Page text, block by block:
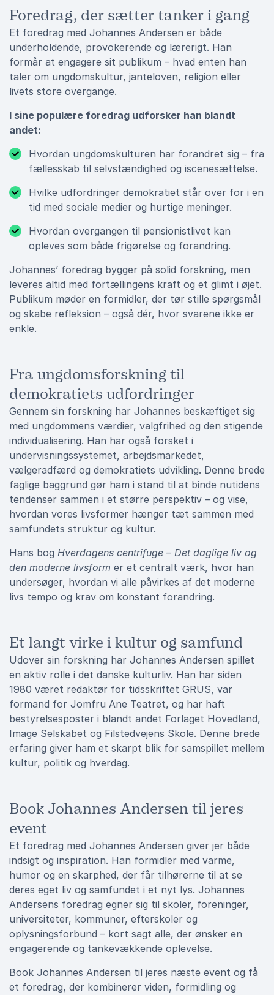
Foredrag, der sætter tanker i gang
Et foredrag med Johannes Andersen er både
underholdende, provokerende og lærerigt. Han
formår at engagere sit publikum – hvad enten han
taler om ungdomskultur, janteloven, religion eller
livets store overgange.
I sine populære foredrag udforsker han blandt
andet:
Hvordan ungdomskulturen har forandret sig – fra
fællesskab til selvstændighed og iscenesættelse.
Hvilke udfordringer demokratiet står over for i en
tid med sociale medier og hurtige meninger.
Hvordan overgangen til pensionistlivet kan
opleves som både frigørelse og forandring.
Johannes’ foredrag bygger på solid forskning, men
leveres altid med fortællingens kraft og et glimt i øjet.
Publikum møder en formidler, der tør stille spørgsmål
og skabe refleksion – også dér, hvor svarene ikke er
enkle.
Fra ungdomsforskning til
demokratiets udfordringer
Gennem sin forskning har Johannes beskæftiget sig
med ungdommens værdier, valgfrihed og den stigende
individualisering. Han har også forsket i
undervisningssystemet, arbejdsmarkedet,
vælgeradfærd og demokratiets udvikling. Denne brede
faglige baggrund gør ham i stand til at binde nutidens
tendenser sammen i et større perspektiv – og vise,
hvordan vores livsformer hænger tæt sammen med
samfundets struktur og kultur.
Hans bog Hverdagens centrifuge – Det daglige liv og
den moderne livsform er et centralt værk, hvor han
undersøger, hvordan vi alle påvirkes af det moderne
livs tempo og krav om konstant forandring.
Et langt virke i kultur og samfund
Udover sin forskning har Johannes Andersen spillet
en aktiv rolle i det danske kulturliv. Han har siden
1980 været redaktør for tidsskriftet GRUS, var
formand for Jomfru Ane Teatret, og har haft
bestyrelsesposter i blandt andet Forlaget Hovedland,
Image Selskabet og Filstedvejens Skole. Denne brede
erfaring giver ham et skarpt blik for samspillet mellem
kultur, politik og hverdag.
Book Johannes Andersen til jeres
event
Et foredrag med Johannes Andersen giver jer både
indsigt og inspiration. Han formidler med varme,
humor og en skarphed, der får tilhørerne til at se
deres eget liv og samfundet i et nyt lys. Johannes
Andersens foredrag egner sig til skoler, foreninger,
universiteter, kommuner, efterskoler og
oplysningsforbund – kort sagt alle, der ønsker en
engagerende og tankevækkende oplevelse.
Book Johannes Andersen til jeres næste event og få
et foredrag, der kombinerer viden, formidling og